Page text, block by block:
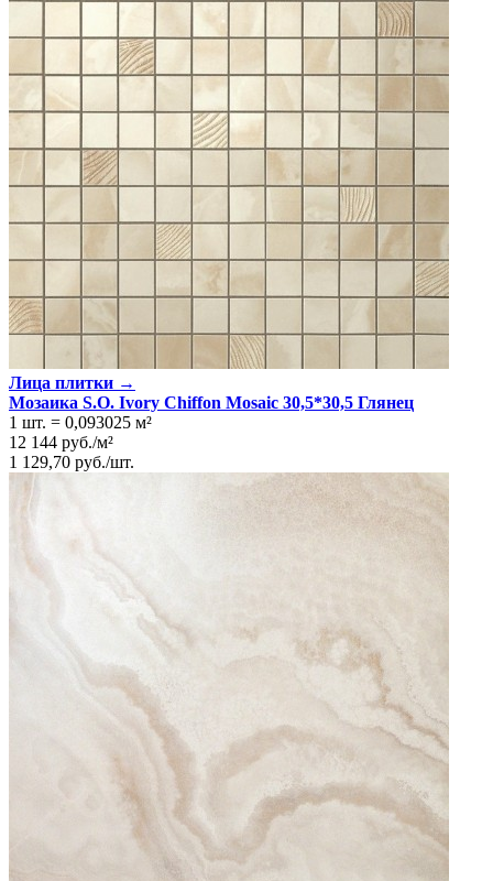
Лица плитки →
Мозаика S.O. Ivory Chiffon Mosaic 30,5*30,5 Глянeц
1 шт. = 0,093025 м²
12 144 руб./м²
1 129,70 руб./шт.